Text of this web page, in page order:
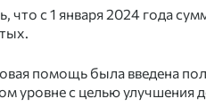
что с 1 января 2024 года
помощь была введена
уровне с целью улучшения